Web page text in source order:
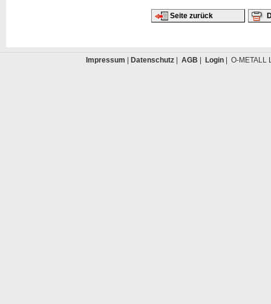
Seite zurück
Impressum Datenschutz| AGB Login| O-METALL